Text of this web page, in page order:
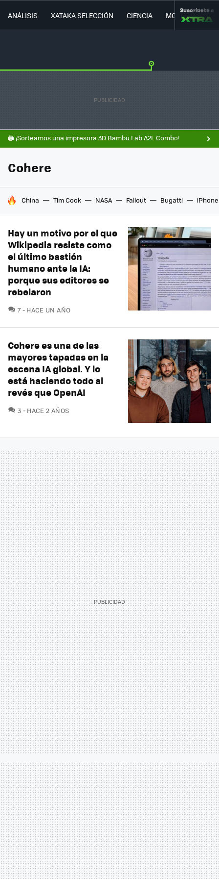
ANÁLISIS XATAKA SELECCIÓN CIENCIA MOVILIDAD
Suscríbete a
🖨️ ¡Sorteamos una impresora 3D Bambu Lab A2L Combo!
Cohere
HOY SE HABLA DE
China Tim Cook NASA Fallout Bugatti iPhone
Hay un motivo por el que
Wikipedia resiste como
el último bastión
humano ante la IA:
porque sus editores se
rebelaron
7COMENTARIOS
HACE UN AÑO
Cohere es una de las
mayores tapadas en la
escena IA global. Y lo
está haciendo todo al
revés que OpenAI
3 COMENTARIOS
HACE 2 AÑOS